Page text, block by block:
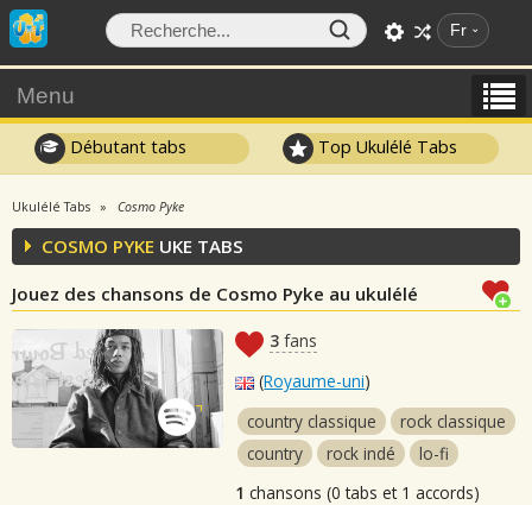
Fr
Menu
Débutant tabs Top Ukulélé Tabs
Ukulélé Tabs Cosmo Pyke
COSMO PYKE UKE TABS
Jouez des chansons de Cosmo Pyke au ukulélé
3 fans
(Royaume-uni)
country classique
rock classique
country
rock indé
lo-fi
1 chansons (0 tabs et 1 accords)